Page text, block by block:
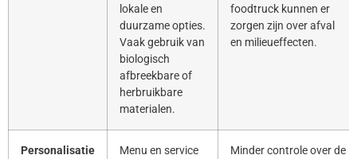
lokale en
duurzame opties.
Vaak gebruik van
biologisch
afbreekbare of
herbruikbare
materialen.
foodtruck kunnen er
zorgen zijn over afval
en milieueffecten.
Personalisatie
Menu en service
Minder controle over de